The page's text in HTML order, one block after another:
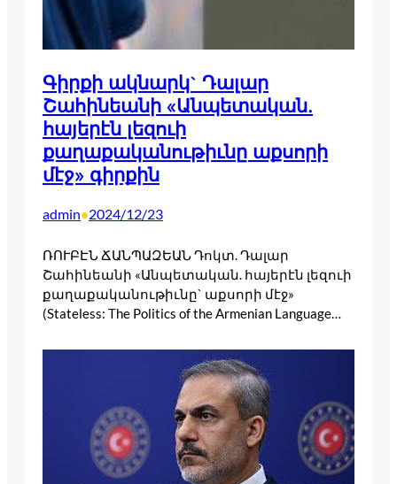
Գիրքի ակնարկ` Դալար
Շահինեանի «Անպետական.
հայերէն լեզուի
քաղաքականութիւնը աքսորի
մէջ» գիրքին
admin•2024/12/23
ՌՈՒԲԷՆ ՃԱՆՊԱԶԵԱՆ Դոկտ. Դալար
Շահինեանի «Անպետական. հայերէն լեզուի
քաղաքականութիւնը` աքսորի մէջ»
(Stateless: The Politics of the Armenian Language…